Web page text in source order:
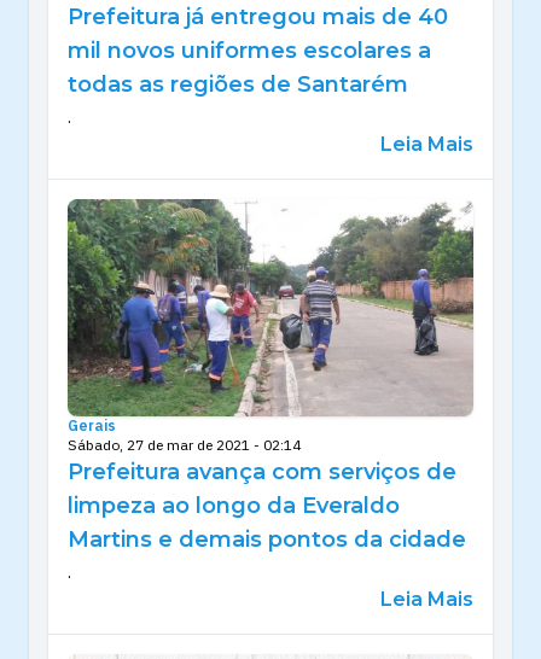
Prefeitura já entregou mais de 40
mil novos uniformes escolares a
todas as regiões de Santarém
.
Leia Mais
Gerais
Sábado, 27 de mar de 2021 - 02:14
Prefeitura avança com serviços de
limpeza ao longo da Everaldo
Martins e demais pontos da cidade
.
Leia Mais